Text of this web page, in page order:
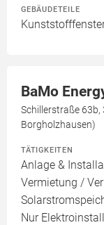
GEBÄUDETEILE
BaMo
Schillerstraße 63b,
Borgholzhausen)
TÄTIGKEITEN
Anlage &
Vermietung /
Nur